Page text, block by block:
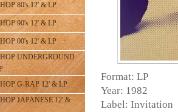
80's 12' & LP
90's 12' & LP
00's 12' & LP
UNDERGROUND
HOP G-RAP 12' & LP
HOP JAPANESE 12' &
Format: LP
Year: 1982
Label: Invitation